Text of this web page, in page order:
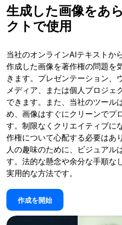
生成した画像をあ
クトで使用
当社のオンラインAIテキストか
作成した画像を著作権の問題を
きます。プレゼンテーション、
メディア、または個人プロジェ
できます。また、当社のツール
め、画像はすぐにクリーンでプ
す。制限なくクリエイティブに
作権について心配する必要はあ
人の趣味のために、ビジュアル
す。法的な懸念や余分な手順な
実用的な方法です。
作成を開始